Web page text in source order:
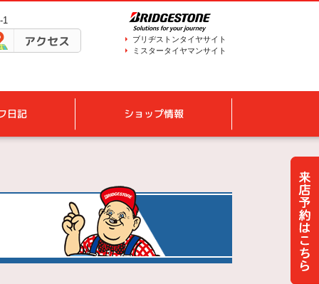
1
アクセス
ブリヂストンタイヤサイト
ミスタータイヤマンサイト
日記 ショップ情報